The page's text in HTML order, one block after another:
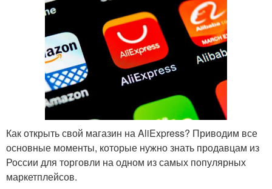
Как открыть свой магазин на AliExpress? Приводим все
основные моменты, которые нужно знать продавцам из
России для торговли на одном из самых популярных
маркетплейсов.